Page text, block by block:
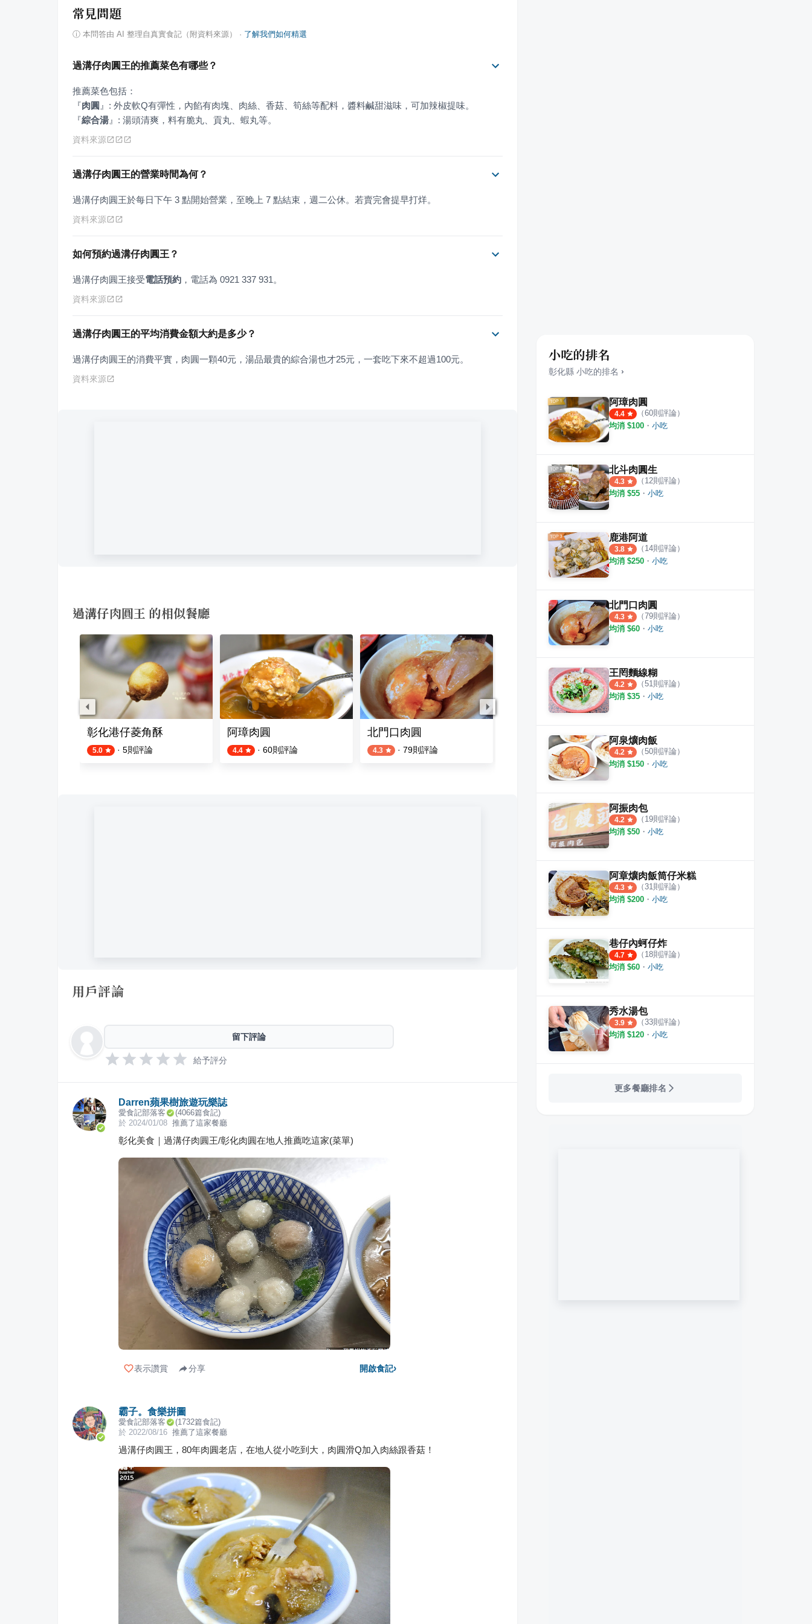
常見問題
ⓘ 本問答由 AI 整理自真實食記（附資料來源） · 了解我們如何精選
過溝仔肉圓王的推薦菜色有哪些？
『肉圓 』
『綜合湯 』 : 湯頭清爽，料有脆丸、貢丸、蝦丸等。
資料來源
過溝仔肉圓王的營業時間為何？
過溝仔肉圓王於每日下午 3 點開始營業，至晚上 7 點結束，週二公休。若賣完會提早打烊。
資料來源
如何預約過溝仔肉圓王？
過溝仔肉圓王接受電話預約 ，電話為 0921 337 931。
資料來源
過溝仔肉圓王的平均消費金額大約是多少？
過溝仔肉圓王的消費平實，肉圓一顆40元，湯品最貴的綜合湯也才25元，一套吃下來不超過100元。
資料來源
過溝仔肉圓王 的相似餐廳
彰化港仔菱角酥
5.0 · 5則評論
阿璋肉圓
4.4 · 60則評論
北門口肉圓
4.3 · 79則評論 19則評論 4.5 ·
用戶評論
留下評論
給予評分
Darren蘋果樹旅遊玩樂誌
愛食記部落客 (4066篇食記)
於 2024/01/08 推薦了這家餐廳
彰化美食｜過溝仔肉圓王/彰化肉圓在地人推薦吃這家(菜單)
表示讚賞 分享 開啟食記›
霸子。食樂拼圖
愛食記部落客 (1732篇食記)
於 2022/08/16 推薦了這家餐廳
過溝仔肉圓王，80年肉圓老店，在地人從小吃到大，肉圓滑Q加入肉絲跟香菇！
小吃的排名
彰化縣 小吃的排名 ›
阿璋肉圓
4.4 （60則評論）
均消 $100 ・ 小吃
北斗肉圓生
4.3 （ 12則評論）
均消 $55 ・ 小吃
鹿港阿道
3.8 （ 14則評論）
均消 $250 ・ 小吃
北門口肉圓
4.3 （79則評論）
均消 $60 ・ 小吃
王罔麵線糊
4.2 （51則評論）
均消 $35 ・ 小吃
阿泉爌肉飯
4.2 （50則評論）
均消 $150 ・ 小吃
阿振肉包
4.2 （ 19則評論）
均消 $50 ・ 小吃
阿章爌肉飯筒仔米糕
4.3 （31則評論）
均消 $200 ・ 小吃
巷仔內蚵仔炸
4.7 （ 18則評論）
均消 $60 ・ 小吃
秀水湯包
3.9 （33則評論）
均消 $120 ・ 小吃
更多餐廳排名